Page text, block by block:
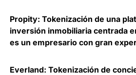
Propity: Tokenización de una
inversión inmobiliaria centrada
es un empresario con gran
Everland: Tokenización de